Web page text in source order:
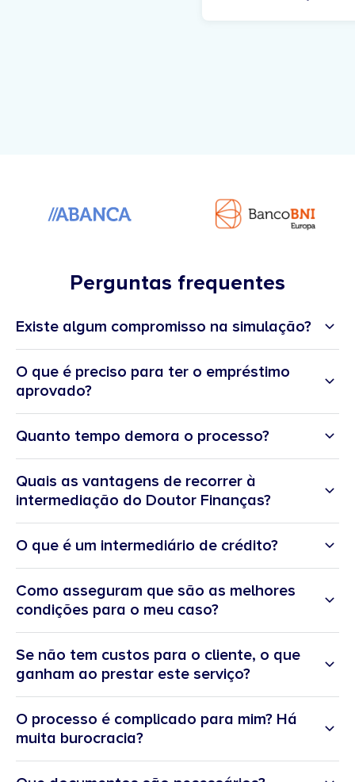
Perguntas frequentes
Existe algum compromisso na simulação?
O que é preciso para ter o empréstimo
aprovado?
Quanto tempo demora o processo?
Quais as vantagens de recorrer à
intermediação do Doutor Finanças?
O que é um intermediário de crédito?
Como asseguram que são as melhores
condições para o meu caso?
Se não tem custos para o cliente, o que
ganham ao prestar este serviço?
O processo é complicado para mim? Há
muita burocracia?